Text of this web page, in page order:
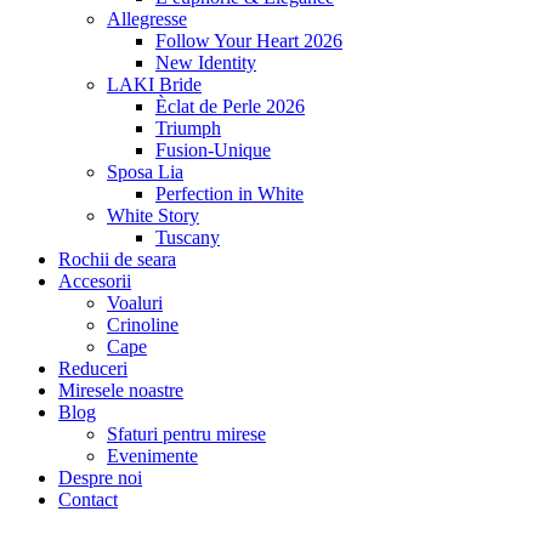
Allegresse
Follow Your Heart 2026
New Identity
LAKI Bride
Èclat de Perle 2026
Triumph
Fusion-Unique
Sposa Lia
Perfection in White
White Story
Tuscany
Rochii de seara
Accesorii
Voaluri
Crinoline
Cape
Reduceri
Miresele noastre
Blog
Sfaturi pentru mirese
Evenimente
Despre noi
Contact